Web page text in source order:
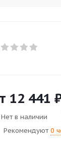
12 441
Нет в наличии
Рекомендуют 0